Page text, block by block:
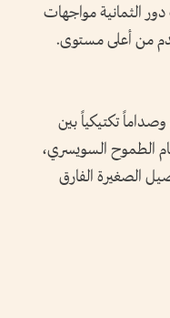
مباريات دور الثمانية مواجهات
قدم من أعلى مستوى.
وصداماً تكتيكياً بين
الطموح السويسري،
الصغيرة الفارق